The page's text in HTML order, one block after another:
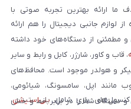
ارائه بهترین تجربه صوتی با
لوازم جانبی دیجیتال را هم ارائه
و مطمئنی از دستگاه‌های خود داشته
، قاب و کاور، شارژر، کابل و رابط و سایر
و هولدر موجود است. محافظ‌های
اپل، سامسونگ، شیائومی،
دستگاه شما را در برابر خط و خش
کنسول‌های بازی شامل پلی‌استیشن،